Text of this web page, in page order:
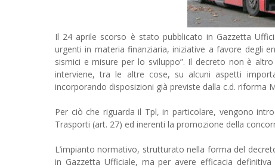
Il 24 aprile scorso è stato pubblicato in Gazzetta
urgenti in materia finanziaria, iniziative a favore degli
sismici e misure per lo sviluppo”. Il decreto non è
interviene, tra le altre cose, su alcuni aspetti
incorporando disposizioni già previste dalla c.d. riforma
Per ciò che riguarda il Tpl, in particolare, vengono
Trasporti (art. 27) ed inerenti la promozione della
L’impianto normativo, strutturato nella forma del
in Gazzetta Ufficiale, ma per avere efficacia